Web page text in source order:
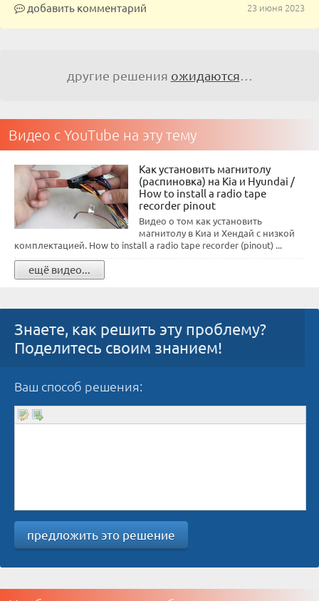
23 июня 2023
добавить комментарий
другие решения ожидаются
Видео с YouTube на эту тему
Как установить магнитолу
(распиновка) на Kia и Hyundai /
How to install a radio tape
recorder pinout
Видео о том как установить
магнитолу в Киа и Хендай с низкой
комплектацией. How to install a radio tape recorder (pinout) ...
ещё видео...
Знаете, как решить эту проблему?
Поделитесь своим знанием!
Ваш способ решения:
предложить это решение